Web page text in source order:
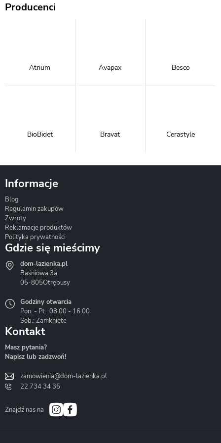
Producenci
Atrium Avapax Besco
BioBidet Bravat Cerastyle
Hydrostop
Liveno
Bath&Spa
Informacje
Blog
Regulamin zakupów
Zwroty
Reklamacje produktów
Polityka prywatności
Gdzie się mieścimy
dom-lazienka.pl
Baśniowa 3a
05-805Otrębusy
Godziny otwarcia
Pon. - Pt.: 08:00 - 16:00
Sob.: Zamknięte
Kontakt
Masz pytania?
Napisz lub zadzwoń!
zamowienia@dom-lazienka.pl
22 734 34 35
Znajdź nas na